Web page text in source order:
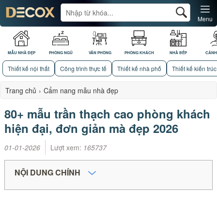
MẪU NHÀ ĐẸP PHÒNG NGỦ VĂN PHÒNG PHÒNG KHÁCH NHÀ BẾP
Menu
Thiết kế nội thất Công trình thực tế Thiết kế nhà phố Thiết kế kiến trúc
Trang chủ › Cẩm nang mẫu nhà đẹp
80+ mẫu trần thạch cao phòng khách
hiện đại, đơn giản mà đẹp 2026
01-01-2026 Lượt xem: 165737
NỘI DUNG CHÍNH